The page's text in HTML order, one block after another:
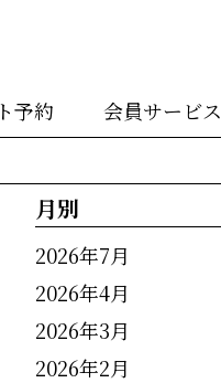
予約 会員サービス
月別
2026年7月
2026年4月
2026年3月
2026年2月